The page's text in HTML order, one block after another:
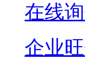
在线
企业